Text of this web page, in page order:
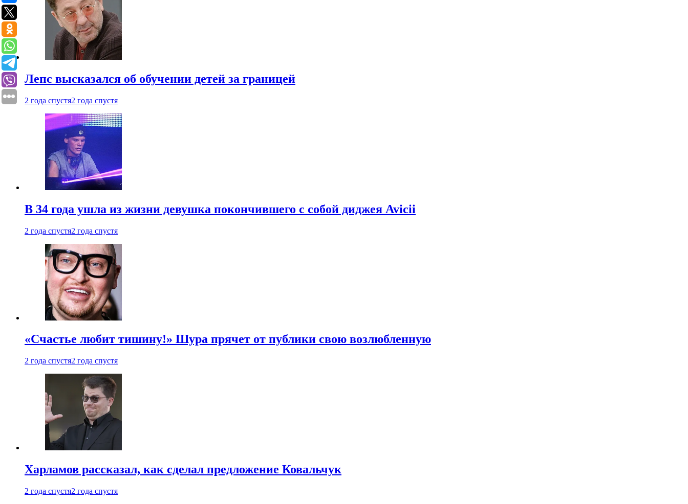
Лепс высказался об обучении детей за границей
2 года спустя2 года спустя
В 34 года ушла из жизни девушка покончившего с собой диджея Avicii
2 года спустя2 года спустя
«Счастье любит тишину!» Шура прячет от публики свою возлюбленную
2 года спустя2 года спустя
Харламов рассказал, как сделал предложение Ковальчук
2 года спустя2 года спустя